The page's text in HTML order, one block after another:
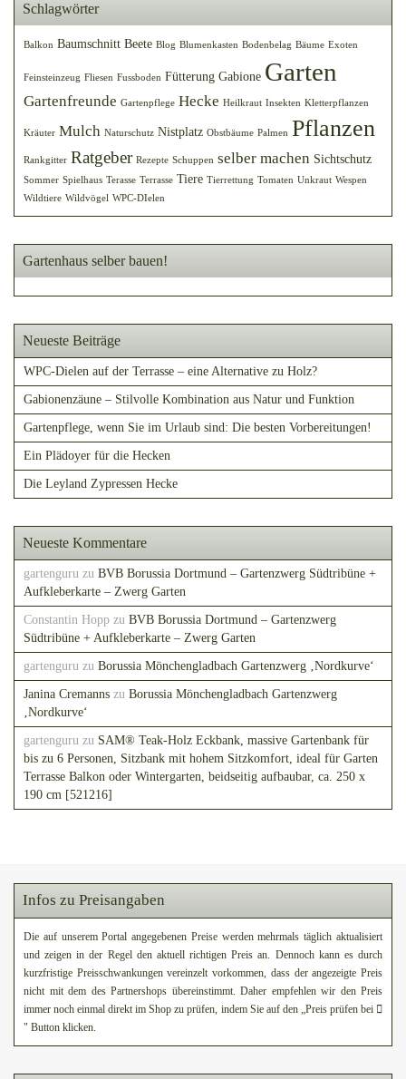
Schlagwörter
Balkon Baumschnitt Beete Blog Blumenkasten Bodenbelag Bäume Exoten
Feinsteinzeug Fliesen Fussboden Fütterung Gabione Garten
Gartenfreunde Gartenpflege Hecke Heilkraut Insekten Kletterpflanzen
Kräuter Mulch Naturschutz Nistplatz Obstbäume Palmen Pflanzen
Rankgitter Ratgeber Rezepte Schuppen selber machen Sichtschutz
Sommer Spielhaus Terasse Terrasse Tiere Tierrettung Tomaten Unkraut Wespen
Wildtiere Wildvögel WPC-DIelen
Gartenhaus selber bauen!
Neueste Beiträge
WPC-Dielen auf der Terrasse – eine Alternative zu Holz?
Gabionenzäune – Stilvolle Kombination aus Natur und Funktion
Gartenpflege, wenn Sie im Urlaub sind: Die besten Vorbereitungen!
Ein Plädoyer für die Hecken
Die Leyland Zypressen Hecke
Neueste Kommentare
gartenguru zu BVB Borussia Dortmund – Gartenzwerg Südtribüne +
Aufkleberkarte – Zwerg Garten
Constantin Hopp zu BVB Borussia Dortmund – Gartenzwerg
Südtribüne + Aufkleberkarte – Zwerg Garten
gartenguru zu Borussia Mönchengladbach Gartenzwerg ‚Nordkurve‘
Janina Cremanns zu Borussia Mönchengladbach Gartenzwerg
‚Nordkurve‘
gartenguru zu SAM® Teak-Holz Eckbank, massive Gartenbank für
bis zu 6 Personen, Sitzbank mit hohem Sitzkomfort, ideal für Garten
Terrasse Balkon oder Wintergarten, beidseitig aufbaubar, ca. 250 x
190 cm [521216]
Infos zu Preisangaben
Die auf unserem Portal angegebenen Preise werden mehrmals täglich aktualisiert
und zeigen in der Regel den aktuell richtigen Preis an. Dennoch kann es durch
kurzfristige Preisschwankungen vereinzelt vorkommen, dass der angezeigte Preis
nicht mit dem des Partnershops übereinstimmt. Daher empfehlen wir den Preis
immer noch einmal direkt im Shop zu prüfen, indem Sie auf den „Preis prüfen bei
" Button klicken.